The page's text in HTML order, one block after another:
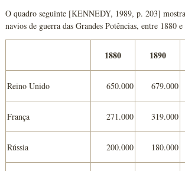
O quadro seguinte [KENNEDY, 1989, p. 203]
navios de guerra das Grandes Potências, entre 1880
1880 1890
Reino Unido 650.000 679.000
França 271.000 319.000
Rússia 200.000 180.000